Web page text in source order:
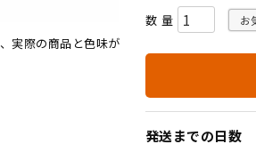
実際の商品と色味が
お
発送までの日数